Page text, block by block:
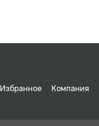
Избранное Компания